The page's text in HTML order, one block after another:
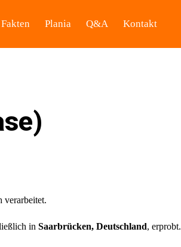
Fakten Plania Q&A Kontakt
verarbeitet.
in Saarbrücken, Deutschland, erprobt.